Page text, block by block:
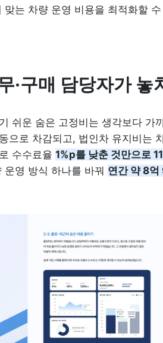
는 차량 운영 비용을 최적화할
·구매 담당자가 놓
쉬운 숨은 고정비는 생각보다 가
으로 차감되고, 법인차 유지비는
수수료율 1%p를 낮춘 것만으로
영 방식 하나를 바꿔 연간 약 8억